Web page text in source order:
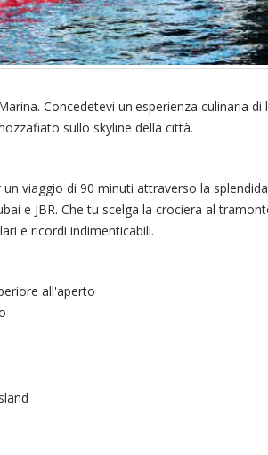
Concedetevi un'esperienza culinaria di
sullo skyline della città.
viaggio di 90 minuti attraverso la
e JBR. Che tu scelga la crociera al
e ricordi indimenticabili.
all'aperto